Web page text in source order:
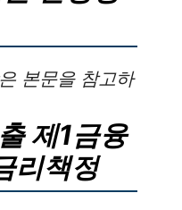
본문을 참고하
제1금융
리책정